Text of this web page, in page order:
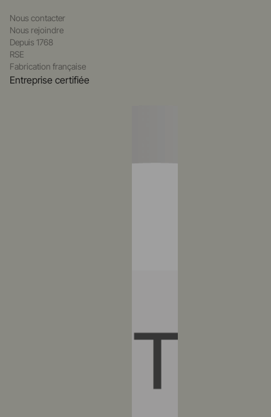
Nous contacter
Nous rejoindre
Depuis 1768
RSE
Fabrication française
Entreprise certifiée